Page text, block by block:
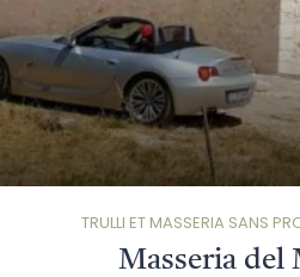
TRULLI ET MASSERIA SANS
Masseria del